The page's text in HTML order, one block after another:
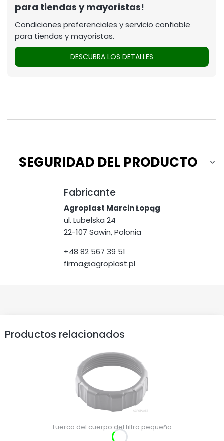
para tiendas y mayoristas!
Condiciones preferenciales y servicio confiable
para tiendas y mayoristas.
DESCUBRA LOS DETALLES
SEGURIDAD DEL PRODUCTO
Fabricante
Agroplast Marcin Łopąg
ul. Lubelska 24
22-107 Sawin, Polonia
+48 82 567 39 51
firma@agroplast.pl
Productos relacionados
Tuerca del cuerpo del filtro pequeño